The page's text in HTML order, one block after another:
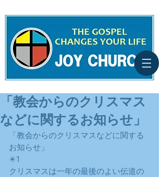
「教会からのクリスマス
などに関するお知らせ」
「教会からのクリスマスなどに関する
お知らせ」
✴️1
クリスマスは一年の最後のよい伝道の